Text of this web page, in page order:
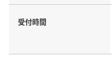
受付時間